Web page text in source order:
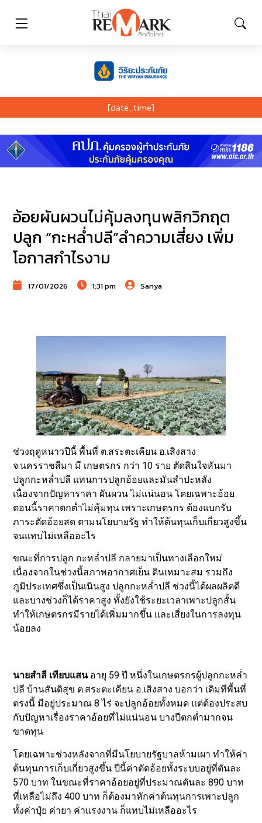
[date_time]
อ้อยผันผวนไม่คุ้มลงทุนพลิกวิกฤต
ปลูก “กะหล่ำปลี”ลำความเสี่ยง เพิ่ม
โอกาสกำไรงาม
17/01/2026 1:31 pm Sanya
ช่วงฤดูหนาวปีนี้ พื้นที่ ต.สระตะเคียน อ.เสิงสาง
จ.นครราชสีมา มี เกษตรกร กว่า 10 ราย ตัดสินใจหันมา
ปลูกกะหล่ำปลี แทนการปลูกอ้อยและมันสำปะหลัง
เนื่องจากปัญหาราคา ผันผวน ไม่แน่นอน โดยเฉพาะอ้อย
ตอนนี้ราคาตกต่ำไม่คุ้มทุน เพราะเกษตรกร ต้องแบกรับ
ภาระตัดอ้อยสด ตามนโยบายรัฐ ทำให้ต้นทุนเก็บเกี่ยวสูงขึ้น
จนแทบไม่เหลืออะไร
ขณะที่การปลูก กะหล่ำปลี กลายมาเป็นทางเลือกใหม่
เนื่องจากในช่วงนี้สภาพอากาศเย็น ดินเหมาะสม รวมถึง
ภูมิประเทศซึ่งเป็นเนินสูง ปลูกกะหล่ำปลี ช่วงนี้ได้ผลผลิตดี
และบางช่วงก็ได้ราคาสูง ทั้งยังใช้ระยะเวลาเพาะปลูกสั้น
ทำให้เกษตรกรมีรายได้เพิ่มมากขึ้น และเสี่ยงในการลงทุน
น้อยลง
นายสำลี เทียบแสนอายุ 59 ปี หนึ่งในเกษตรกรผู้ปลูกกะหล่ำ
ปลี บ้านสันติสุข ต.สระตะเคียน อ.เสิงสาง บอกว่า เดิมทีพื้นที่
ตรงนี้ มีอยู่ประมาณ 8 ไร่ จะปลูกอ้อยทั้งหมด แต่ต้องประสบ
กับปัญหาเรื่องราคาอ้อยที่ไม่แน่นอน บางปีตกต่ำมากจน
ขาดทุน
โดยเฉพาะช่วงหลังจากที่มีนโยบายรัฐบาลห้ามเผา ทำให้ค่า
ต้นทุนการเก็บเกี่ยวสูงขึ้น ปีนี้ค่าตัดอ้อยทั้งระบบอยู่ที่ตันละ
570 บาท ในขณะที่ราคาอ้อยอยู่ที่ประมาณตันละ 890 บาท
ที่เหลือไม่ถึง 400 บาท ก็ต้องมาหักค่าต้นทุนการเพาะปลูก
ทั้งค่าปุ๋ย ค่ายา ค่าแรงงาน ก็แทบไม่เหลืออะไร